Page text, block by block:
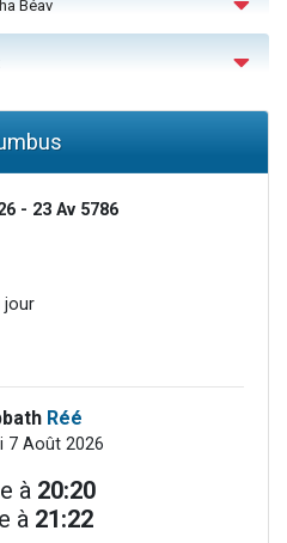
Béav
- 23 Av 5786
jour
Réé
7 Août 2026
à 20:20
à 21:22